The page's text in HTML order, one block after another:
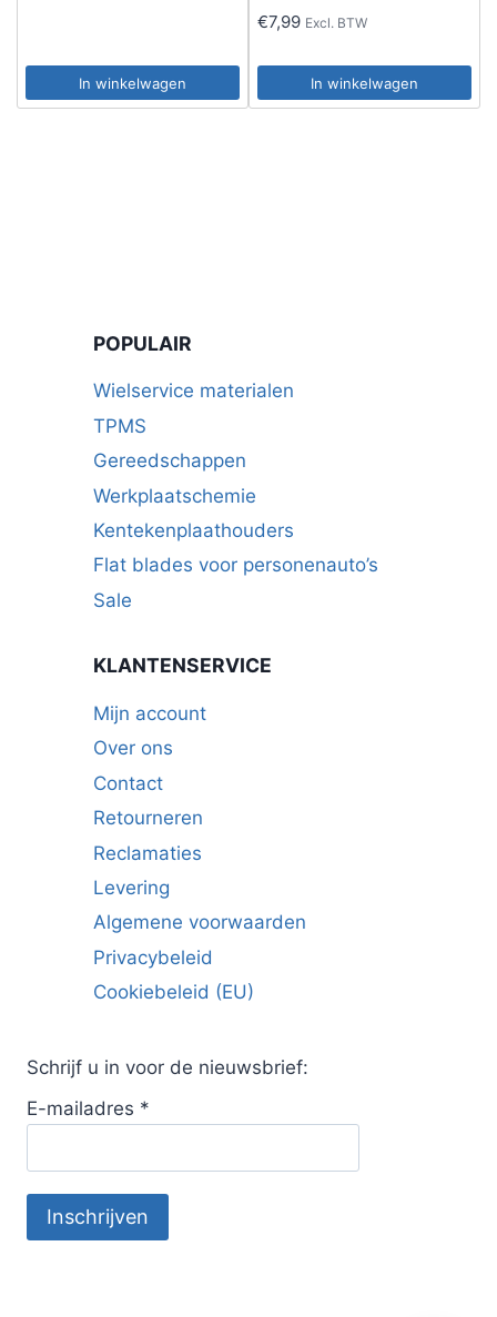
In winkelwagen
€7,99 Excl. BTW
In winkelwagen
POPULAIR
Wielservice materialen
TPMS
Gereedschappen
Werkplaatschemie
Kentekenplaathouders
Flat blades voor personenauto’s
Sale
KLANTENSERVICE
Mijn account
Over ons
Contact
Retourneren
Reclamaties
Levering
Algemene voorwaarden
Privacybeleid
Cookiebeleid (EU)
Schrijf u in voor de nieuwsbrief:
E-mailadres *